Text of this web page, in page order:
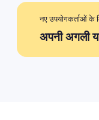
नए उपयोगकर्ताओं के
अपनी अगली